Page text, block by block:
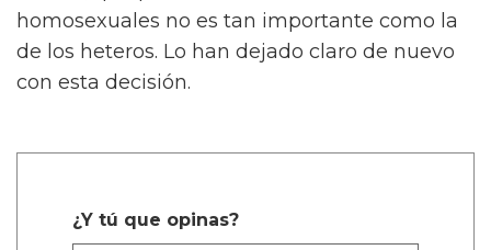
homosexuales no es tan importante como la
de los heteros. Lo han dejado claro de nuevo
con esta decisión.
¿Y tú que opinas?